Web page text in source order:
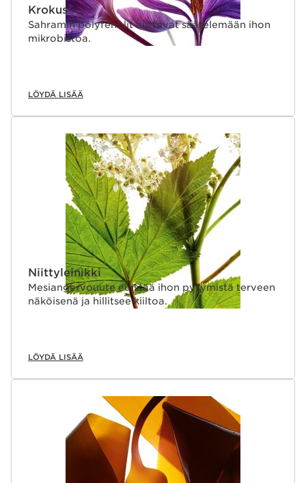
Krokus
Sahramin polyfenolit auttavat säätelemään ihon
mikrobistoa.
LÖYDÄ LISÄÄ
Niittyleinikki
Mesiangervouute edistää ihon pysymistä terveen
näköisenä ja hillitsee kiiltoa.
LÖYDÄ LISÄÄ